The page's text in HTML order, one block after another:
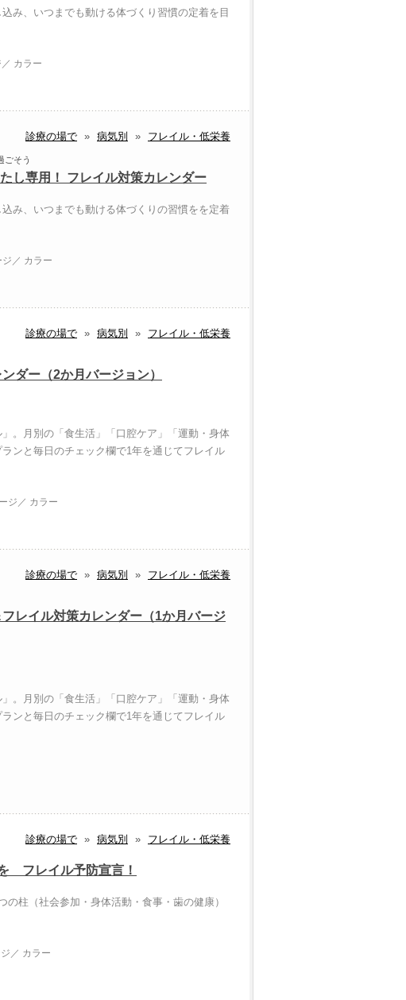
み、いつまでも動ける体づくり習慣の定着を目
カラー
診療の場で » 病気別 » フレイル・低栄養
ごそう
し専用！ フレイル対策カレンダー
み、いつまでも動ける体づくりの習慣をを定着
／ カラー
診療の場で » 病気別 » フレイル・低栄養
ダー（2か月バージョン）
。月別の「食生活」「口腔ケア」「運動・身体
ンと毎日のチェック欄で1年を通じてフレイル
ジ／ カラー
診療の場で » 病気別 » フレイル・低栄養
レイル対策カレンダー（1か月バージ
。月別の「食生活」「口腔ケア」「運動・身体
ンと毎日のチェック欄で1年を通じてフレイル
診療の場で » 病気別 » フレイル・低栄養
フレイル予防宣言！
柱（社会参加・身体活動・食事・歯の健康）
／ カラー